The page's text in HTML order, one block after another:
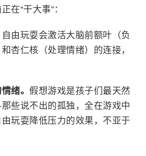
在“干大事”：
自由玩耍会激活大脑前额叶（负
杏仁核（处理情绪）的连接，
绪。 假想游戏是孩子们最天然
那些说不出 的孤独， 全在游戏中
玩耍降低压力的效果，不亚于